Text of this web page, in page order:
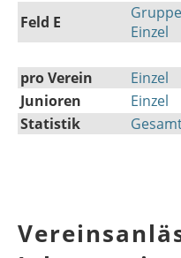
Feld E
Einzel
pro Verein Einzel
Junioren
Einzel
Statistik